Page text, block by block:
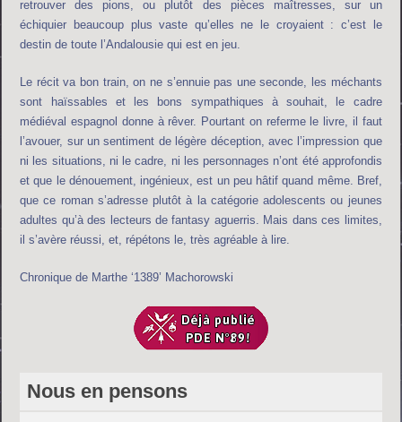
retrouver des pions, ou plutôt des pièces maîtresses, sur un
échiquier beaucoup plus vaste qu’elles ne le croyaient : c’est le
destin de toute l’Andalousie qui est en jeu.
Le récit va bon train, on ne s’ennuie pas une seconde, les méchants
sont haïssables et les bons sympathiques à souhait, le cadre
médiéval espagnol donne à rêver. Pourtant on referme le livre, il faut
l’avouer, sur un sentiment de légère déception, avec l’impression que
ni les situations, ni le cadre, ni les personnages n’ont été approfondis
et que le dénouement, ingénieux, est un peu hâtif quand même. Bref,
que ce roman s’adresse plutôt à la catégorie adolescents ou jeunes
adultes qu’à des lecteurs de fantasy aguerris. Mais dans ces limites,
il s’avère réussi, et, répétons le, très agréable à lire.
Chronique de Marthe ‘1389’ Machorowski
Nous en pensons